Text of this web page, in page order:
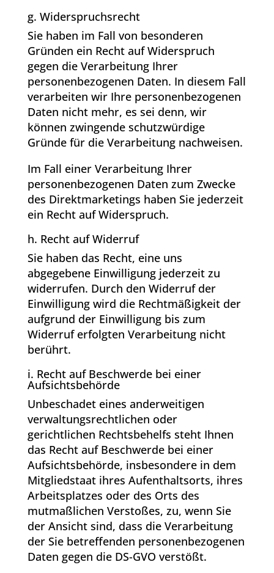
g. Widerspruchsrecht
Sie haben im Fall von besonderen
Gründen ein Recht auf Widerspruch
gegen die Verarbeitung Ihrer
personenbezogenen Daten. In diesem Fall
verarbeiten wir Ihre personenbezogenen
Daten nicht mehr, es sei denn, wir
können zwingende schutzwürdige
Gründe für die Verarbeitung nachweisen.
Im Fall einer Verarbeitung Ihrer
personenbezogenen Daten zum Zwecke
des Direktmarketings haben Sie jederzeit
ein Recht auf Widerspruch.
h. Recht auf Widerruf
Sie haben das Recht, eine uns
abgegebene Einwilligung jederzeit zu
widerrufen. Durch den Widerruf der
Einwilligung wird die Rechtmäßigkeit der
aufgrund der Einwilligung bis zum
Widerruf erfolgten Verarbeitung nicht
berührt.
i. Recht auf Beschwerde bei einer
Aufsichtsbehörde
Unbeschadet eines anderweitigen
verwaltungsrechtlichen oder
gerichtlichen Rechtsbehelfs steht Ihnen
das Recht auf Beschwerde bei einer
Aufsichtsbehörde, insbesondere in dem
Mitgliedstaat ihres Aufenthaltsorts, ihres
Arbeitsplatzes oder des Orts des
mutmaßlichen Verstoßes, zu, wenn Sie
der Ansicht sind, dass die Verarbeitung
der Sie betreffenden personenbezogenen
Daten gegen die DS-GVO verstößt.